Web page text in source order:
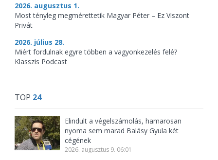
2026. augusztus 1.
Most tényleg megmérettetik Magyar Péter – Ez Viszont
Privát
2026. július 28.
Miért fordulnak egyre többen a vagyonkezelés felé?
Klasszis Podcast
TOP 24
Elindult a végelszámolás, hamarosan
nyoma sem marad Balásy Gyula két
cégének
2026. augusztus 9. 06:01